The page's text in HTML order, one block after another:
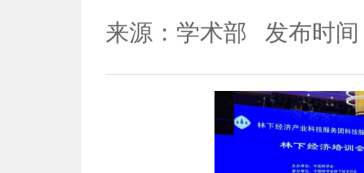
来源：学术部 发布时间